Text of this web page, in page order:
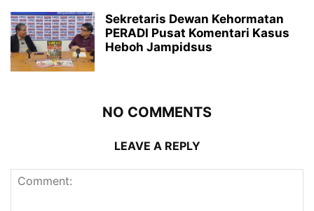
Sekretaris Dewan Kehormatan
PERADI Pusat Komentari Kasus
Heboh Jampidsus
NO COMMENTS
LEAVE A REPLY